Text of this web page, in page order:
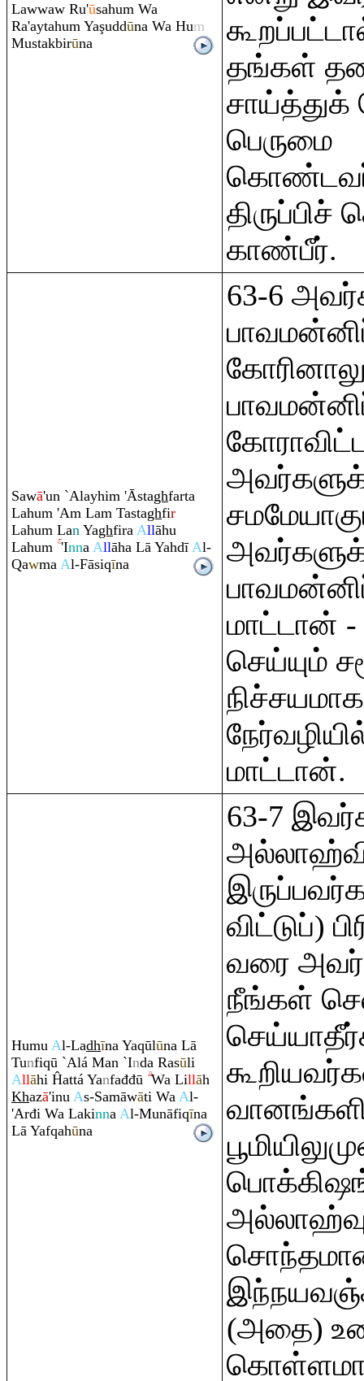
Lawwaw Ru'ūsahum Wa
Ra'aytahum Yaşuddūna Wa Hum
Mustakbirūna
தங்கள்
பெருமை
காண்பீர்.
Sawā'un `Alayhim 'Āstaghfarta
Lahum 'Am Lam Tastaghfir
Lahum Lan Yaghfira Allāhu
Lahum 'Inna Allāha Lā YahdīAl-
Qawma Al-Fāsiqīna
63-6
மாட்டான் -
செய்யும்
மாட்டான்.
Humu Al-Ladhīna Yaqūlūna Lā
Tunfiqū `Alá Man `Inda Rasūli
Allāhi Ĥattá Yanfađđū Wa Lillāh
Khazā'inu As-Samāwāti Wa Al-
'Arđi Wa Lakinna Al-Munāfiqīna
Lā Yafqahūna
63-7
விட்டுப்)
வரை
நீங்கள்
(அதை)